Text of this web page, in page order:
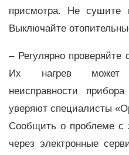
присмотра. Не сушите
Выключайте
– Регулярно проверяйте
Их нагрев может
неисправности
уверяют специалисты
Сообщить о проблеме с
через электронные